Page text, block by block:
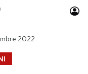
2022